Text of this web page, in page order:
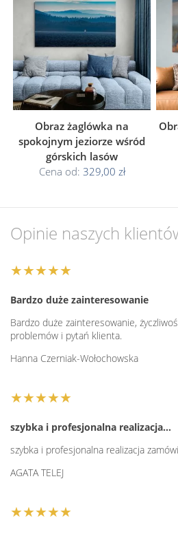
Obraz żaglówka na
spokojnym jeziorze wśród
górskich lasów
Cena od: 329,00 zł
Opinie naszych
★★★★★
Bardzo duże zainteresowanie
Bardzo duże zainteresowanie,
problemów i pytań klienta.
Hanna Czerniak-Wołochowska
★★★★★
szybka i profesjonalna realizacja…
szybka i profesjonalna realizacja
AGATA TELEJ
★★★★★